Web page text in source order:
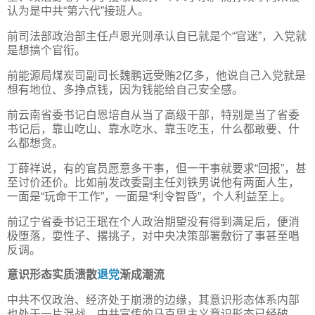
认为是中共“第六代”接班人。
前司法部政治部主任卢恩光则承认自已就是个“官迷”，入党就
是想搞个官衔。
前能源局煤炭司副司长魏鹏远受贿2亿多，他说自己入党就是
想有地位、多挣点钱，因为钱能给自己安全感。
前云南省委书记白恩培自从当了高级干部，特别是当了省委
书记后，靠山吃山、靠水吃水、靠玉吃玉，什么都敢要、什
么都想贪。
丁薛祥说，有的官员愿意多干事，但一干事就要求“回报”，甚
至讨价还价。比如前发改委副主任刘铁男说他有两面人生，
一面是“玩命干工作”，一面是“利令智昏”，个人利益至上。
前辽宁省委书记王珉在个人政治期望没有得到满足后，便消
极堕落，耍性子、撂挑子，对中央决策部署敷衍了事甚至唱
反调。
意识形态实质溃散退党渐成潮流
中共不仅政治、经济处于崩溃的边缘，其意识形态体系内部